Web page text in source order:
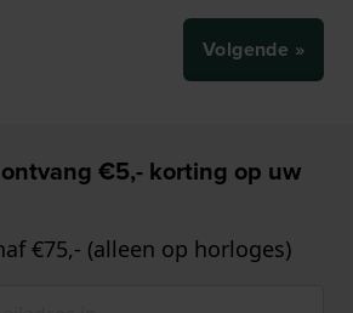
Volgende »
€5,- korting op uw
€75,- (alleen op horloges)